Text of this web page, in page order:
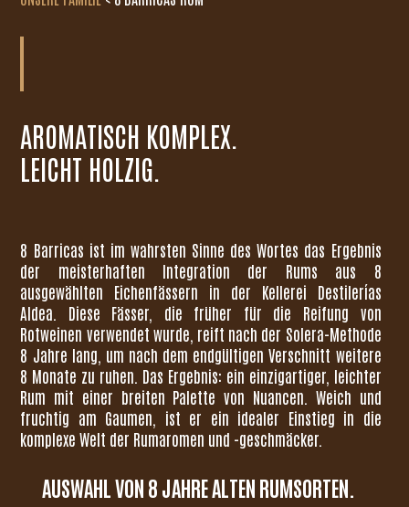
AROMATISCH KOMPLEX.
LEICHT HOLZIG.
8 Barricas ist im wahrsten Sinne des Wortes das Ergebnis
der meisterhaften Integration der Rums aus 8
ausgewählten Eichenfässern in der Kellerei Destilerías
Aldea. Diese Fässer, die früher für die Reifung von
Rotweinen verwendet wurde, reift nach der Solera-Methode
8 Jahre lang, um nach dem endgültigen Verschnitt weitere
8 Monate zu ruhen. Das Ergebnis: ein einzigartiger, leichter
Rum mit einer breiten Palette von Nuancen. Weich und
fruchtig am Gaumen, ist er ein idealer Einstieg in die
komplexe Welt der Rumaromen und -geschmäcker.
AUSWAHL VON 8 JAHRE ALTEN RUMSORTEN.